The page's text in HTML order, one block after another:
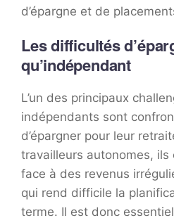
d’épargne et de
Les difficultés
qu’indépendant
L’un des principaux
indépendants sont
d’épargner pour leur
travailleurs autonomes,
face à des revenus
qui rend difficile la
terme. Il est donc